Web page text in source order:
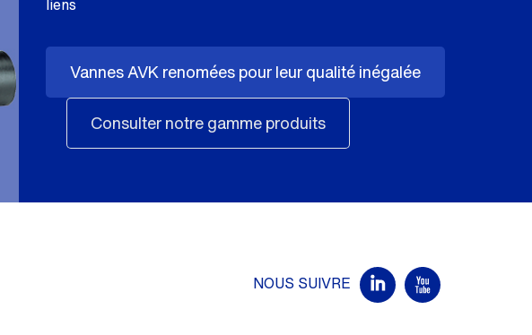
liens
Vannes AVK renomées pour leur qualité inégalée
Consulter notre gamme produits
NOUS SUIVRE